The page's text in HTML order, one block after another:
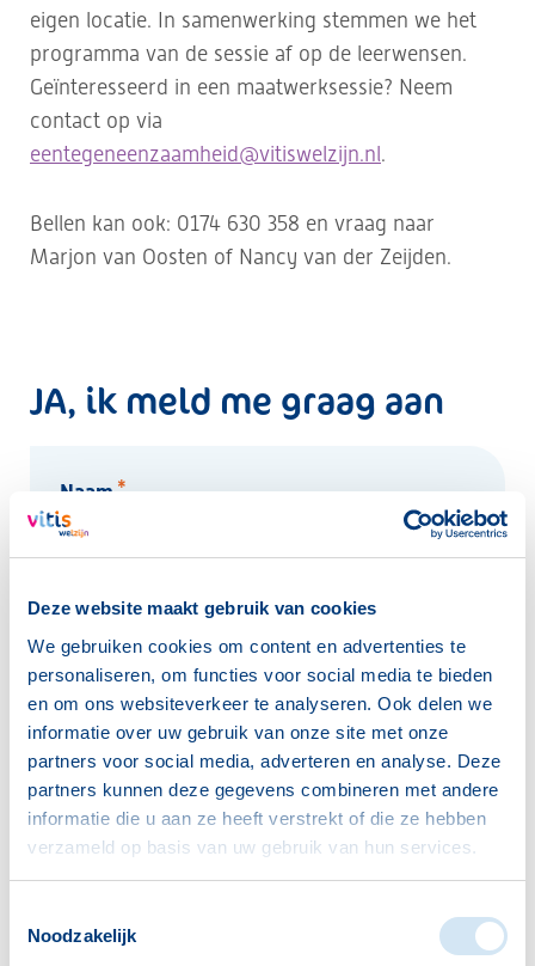
Deze website maakt gebruik van cookies
We gebruiken cookies om content en advertenties te
personaliseren, om functies voor social media te bieden
en om ons websiteverkeer te analyseren. Ook delen we
informatie over uw gebruik van onze site met onze
partners voor social media, adverteren en analyse. Deze
partners kunnen deze gegevens combineren met andere
informatie die u aan ze heeft verstrekt of die ze hebben
verzameld op basis van uw gebruik van hun services.
Noodzakelijk
eigen locatie. In samenwerking stemmen we het
programma van de sessie af op de leerwensen.
Geïnteresseerd in een maatwerksessie? Neem
contact op via
eentegeneenzaamheid@vitiswelzijn.nl.
Bellen kan ook: 0174 630 358 en vraag naar
Marjon van Oosten of Nancy van der Zeijden.
JA, ik meld me graag aan
Naam*
Organisatie
Telefoonnummer *